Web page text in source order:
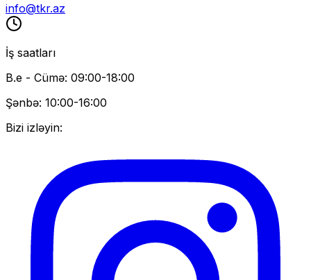
info@tkr.az
İş saatları
B.e - Cümə: 09:00-18:00
Şənbə: 10:00-16:00
Bizi izləyin: